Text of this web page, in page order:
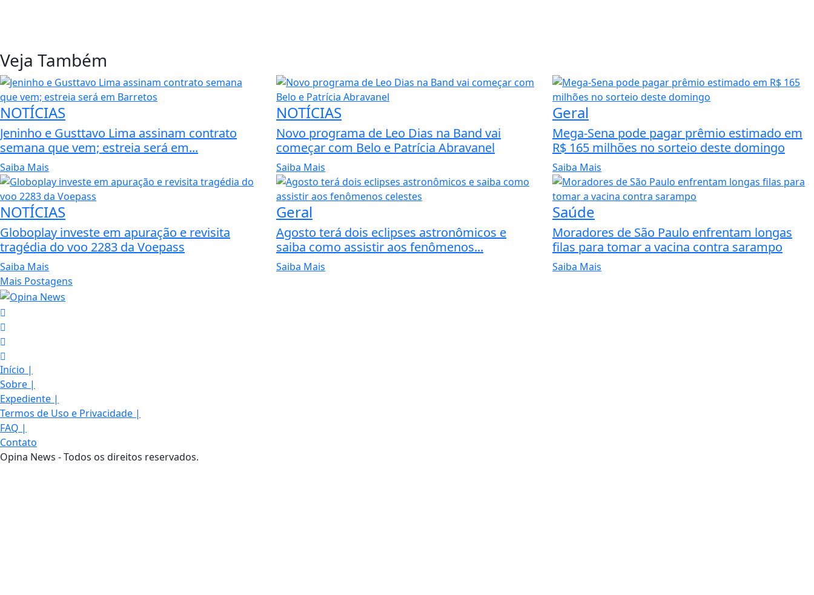
Veja Também
NOTÍCIAS
Jeninho e Gusttavo Lima assinam contrato
semana que vem; estreia será em...
Saiba Mais
NOTÍCIAS
Novo programa de Leo Dias na Band vai
começar com Belo e Patrícia Abravanel
Saiba Mais
Geral
Mega-Sena pode pagar prêmio estimado em
R$ 165 milhões no sorteio deste domingo
Saiba Mais
NOTÍCIAS
Globoplay investe em apuração e revisita
tragédia do voo 2283 da Voepass
Saiba Mais
Geral
Agosto terá dois eclipses astronômicos e
saiba como assistir aos fenômenos...
Saiba Mais
Saúde
Moradores de São Paulo enfrentam longas
filas para tomar a vacina contra sarampo
Saiba Mais
Mais Postagens
Início |
Sobre |
Expediente |
Termos de Uso e Privacidade |
FAQ |
Contato
Opina News - Todos os direitos reservados.